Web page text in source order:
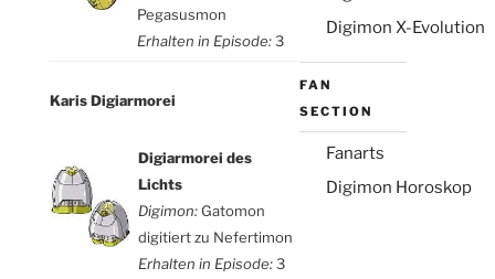
Pegasusmon
Erhalten in Episode:3
Karis Digiarmorei
Digiarmorei des
Lichts
Digimon:Gatomon
digitiert zu Nefertimon
Erhalten in Episode:3
Digimon X-Evolution
FAN
SECTION
Fanarts
Digimon Horoskop